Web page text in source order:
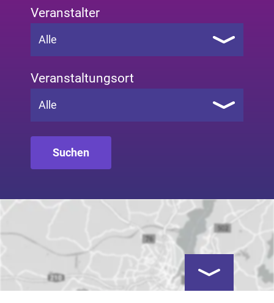
Veranstalter
Alle
Veranstaltungsort
Alle
Kartenansicht